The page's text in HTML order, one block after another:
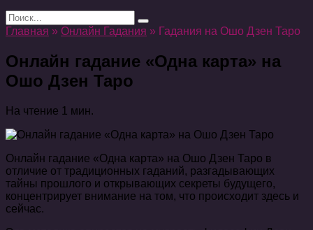
Search
for:
Главная » Онлайн Гадания » Гадания на Ошо Дзен Таро
Онлайн гадание «Одна карта» на
Ошо Дзен Таро
На чтение 1 мин.
Онлайн гадание «Одна карта» на Ошо Дзен Таро в
отличие от традиционных гаданий, разгадывающих
тайны прошлого и открывающих секреты будущего,
концентрирует внимание на том, что происходит здесь и
сейчас.